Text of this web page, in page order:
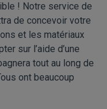
! Notre service de
de concevoir votre
et les matériaux
sur l’aide d’une
tout au long de
ont beaucoup